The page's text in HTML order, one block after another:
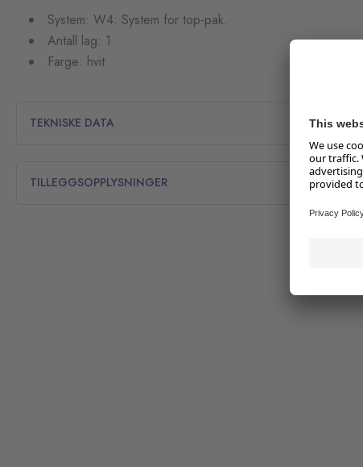
System: W4: System for top-pak.
Antall lag: 1
Farge: hvit
TEKNISKE DATA
TILLEGGSOPPLYSNINGER